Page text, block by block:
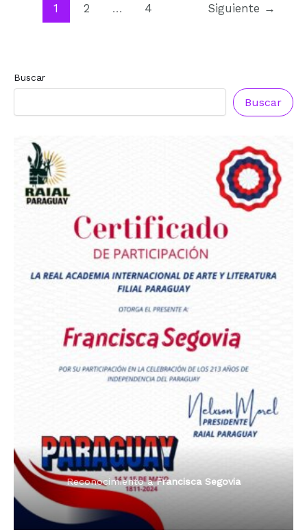
1 2 … 4 Siguiente →
Buscar
Buscar
Dama de Oro 2024
Reconocimiento aFrancisca Segovia
Reconocimiento aFrancisca Segovia
Radio Tribuna Abierta
Radio Tribuna Abierta
Radio Oñondivepa Paraguay
Premio Orgullo Paraguayo
Reconocimiento aFrancisca Segovia